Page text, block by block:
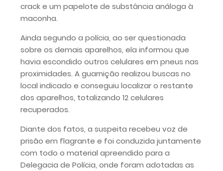
crack e um papelote de substância análoga à
maconha.
Ainda segundo a polícia, ao ser questionada
sobre os demais aparelhos, ela informou que
havia escondido outros celulares em pneus nas
proximidades. A guarnição realizou buscas no
local indicado e conseguiu localizar o restante
dos aparelhos, totalizando 12 celulares
recuperados.
Diante dos fatos, a suspeita recebeu voz de
prisão em flagrante e foi conduzida juntamente
com todo o material apreendido para a
Delegacia de Polícia, onde foram adotadas as